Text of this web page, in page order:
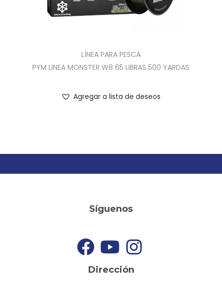
LÍNEA PARA PESCA
PYM LINEA MONSTER W8 65 LIBRAS 500 YARDAS
Agregar a lista de deseos
Síguenos
Dirección